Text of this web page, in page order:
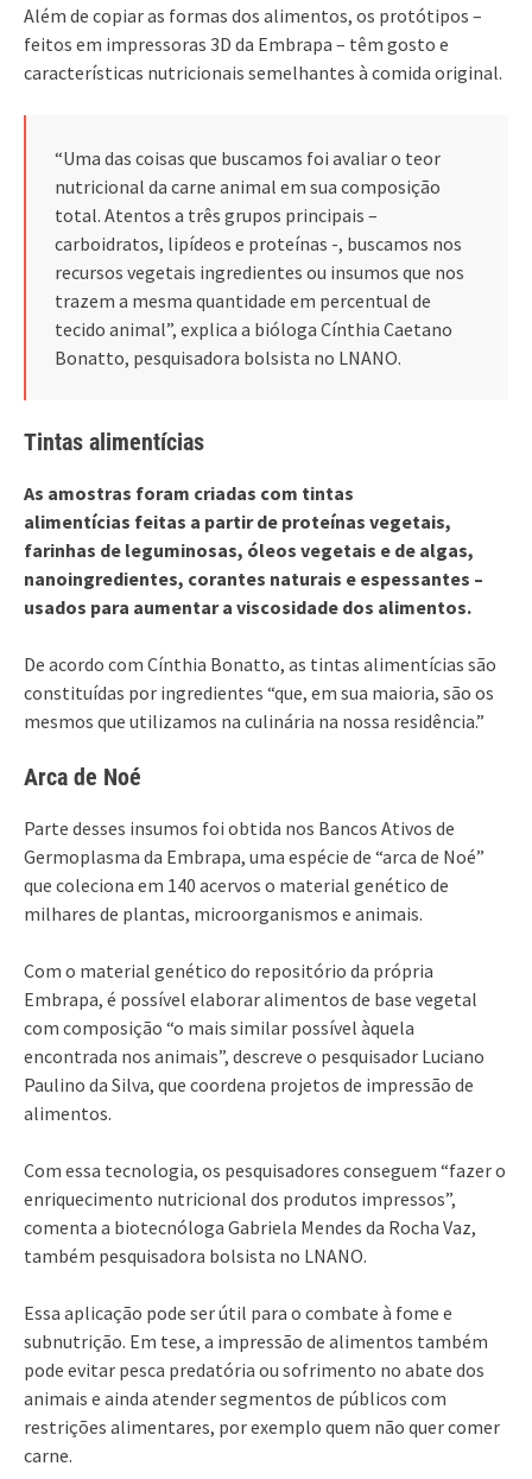
Além de copiar as formas dos alimentos, os protótipos –
feitos em impressoras 3D da Embrapa – têm gosto e
características nutricionais semelhantes à comida original.
“Uma das coisas que buscamos foi avaliar o teor
nutricional da carne animal em sua composição
total. Atentos a três grupos principais –
carboidratos, lipídeos e proteínas -, buscamos nos
recursos vegetais ingredientes ou insumos que nos
trazem a mesma quantidade em percentual de
tecido animal”, explica a bióloga Cínthia Caetano
Bonatto, pesquisadora bolsista no LNANO.
Tintas alimentícias
As amostras foram criadas com tintas
alimentícias feitas a partir de proteínas vegetais,
farinhas de leguminosas, óleos vegetais e de algas,
nanoingredientes, corantes naturais e espessantes –
usados para aumentar a viscosidade dos alimentos.
De acordo com Cínthia Bonatto, as tintas alimentícias são
constituídas por ingredientes “que, em sua maioria, são os
mesmos que utilizamos na culinária na nossa residência.”
Arca de Noé
Parte desses insumos foi obtida nos Bancos Ativos de
Germoplasma da Embrapa, uma espécie de “arca de Noé”
que coleciona em 140 acervos o material genético de
milhares de plantas, microorganismos e animais.
Com o material genético do repositório da própria
Embrapa, é possível elaborar alimentos de base vegetal
com composição “o mais similar possível àquela
encontrada nos animais”, descreve o pesquisador Luciano
Paulino da Silva, que coordena projetos de impressão de
alimentos.
Com essa tecnologia, os pesquisadores conseguem “fazer o
enriquecimento nutricional dos produtos impressos”,
comenta a biotecnóloga Gabriela Mendes da Rocha Vaz,
também pesquisadora bolsista no LNANO.
Essa aplicação pode ser útil para o combate à fome e
subnutrição. Em tese, a impressão de alimentos também
pode evitar pesca predatória ou sofrimento no abate dos
animais e ainda atender segmentos de públicos com
restrições alimentares, por exemplo quem não quer comer
carne.